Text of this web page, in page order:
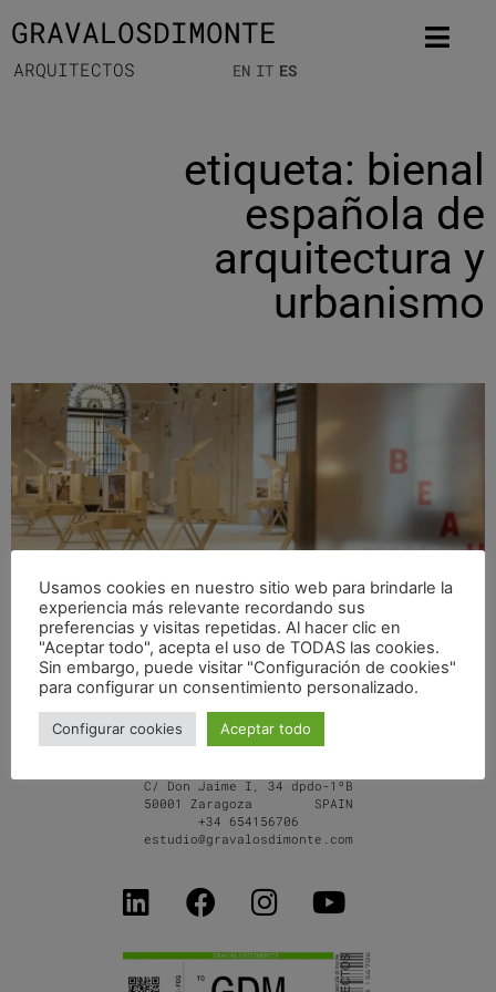
GRAVALOSDIMONTE
ARQUITECTOS EN IT ES
etiqueta: bienal
española de
arquitectura y
urbanismo
ARQUITECTURA PARA ESPACIOS EN TRANSICIÓN – XVI
BIENAL ESPAÑOLA ARQUITECTURA URBANISMO
C/ Don Jaime I, 34 dpdo-1ºB
50001 Zaragoza SPAIN
+34 654156706
estudio@gravalosdimonte.com
Usamos cookies en nuestro sitio web para brindarle la
experiencia más relevante recordando sus
preferencias y visitas repetidas. Al hacer clic en
"Aceptar todo", acepta el uso de TODAS las cookies.
Sin embargo, puede visitar "Configuración de cookies"
para configurar un consentimiento personalizado.
Configurar cookies Aceptar todo